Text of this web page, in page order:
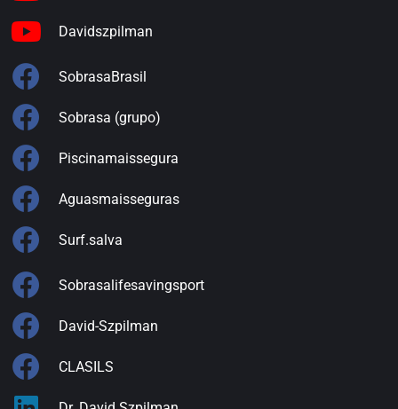
Davidszpilman
SobrasaBrasil
Sobrasa (grupo)
Piscinamaissegura
Aguasmaisseguras
Surf.salva
Sobrasalifesavingsport
David-Szpilman
CLASILS